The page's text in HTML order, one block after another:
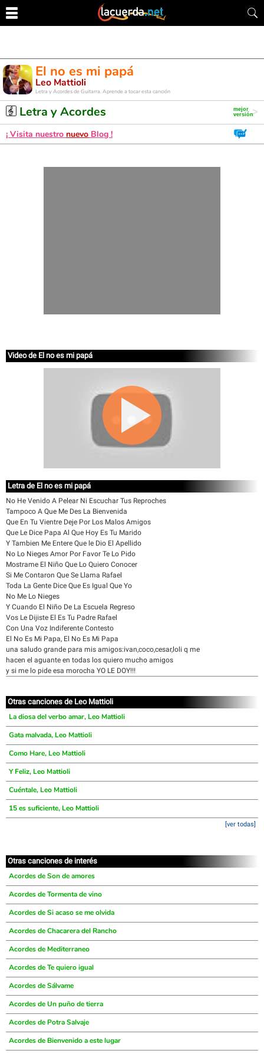
El no es mi papá
Leo Mattioli
Letra y Acordes de Guitarra. Aprende a tocar esta canción
Letra y Acordes
¡ Visita nuestro nuevo Blog !
Video de El no es mi papá
Letra de El no es mi papá
No He Venido A Pelear Ni Escuchar Tus Reproches
Tampoco A Que Me Des La Bienvenida
Que En Tu Vientre Deje Por Los Malos Amigos
Que Le Dice Papa Al Que Hoy Es Tu Marido
Y Tambien Me Entere Que le Dio El Apellido
No Lo Nieges Amor Por Favor Te Lo Pido
Mostrame El Niño Que Lo Quiero Conocer
Si Me Contaron Que Se Llama Rafael
Toda La Gente Dice Que Es Igual Que Yo
No Me Lo Nieges
Y Cuando El Niño De La Escuela Regreso
Vos Le Dijiste El Es Tu Padre Rafael
Con Una Voz Indiferente Contesto
El No Es Mi Papa, El No Es Mi Papa
una saludo grande para mis amigos:ivan,coco,cesar,loli q me
hacen el aguante en todas los quiero mucho amigos
y si me lo pide esa morocha YO LE DOY!!!
Otras canciones de Leo Mattioli
La diosa del verbo amar, Leo Mattioli
Gata malvada, Leo Mattioli
Como Hare, Leo Mattioli
Y Feliz, Leo Mattioli
Cuéntale, Leo Mattioli
15 es suficiente, Leo Mattioli
[ver todas]
Otras canciones de interés
Acordes de Son de amores
Acordes de Tormenta de vino
Acordes de Si acaso se me olvida
Acordes de Chacarera del Rancho
Acordes de Mediterraneo
Acordes de Te quiero igual
Acordes de Sálvame
Acordes de Un puño de tierra
Acordes de Potra Salvaje
Acordes de Bienvenido a este lugar